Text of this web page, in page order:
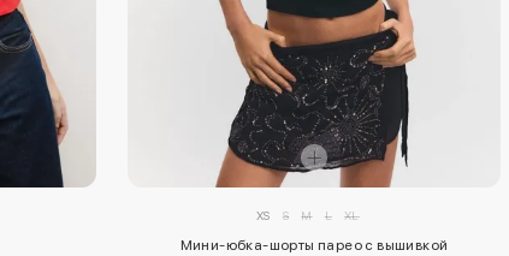
XS S M L XL
Мини-юбка-шорты парео с вышивкой